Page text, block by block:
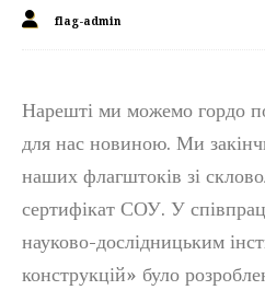
flag-admin
Нарешті ми можемо гордо
для нас новиною. Ми
наших флагштоків зі
сертифікат СОУ. У
науково-дослідницьким
конструкцій» було